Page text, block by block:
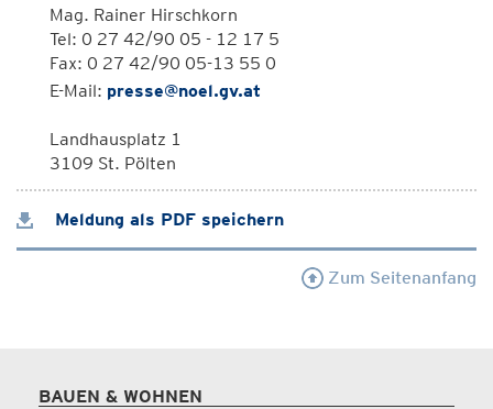
Mag. Rainer Hirschkorn
Tel: 0 27 42/90 05 - 12 17 5
Fax: 0 27 42/90 05-13 55 0
E-Mail: presse@noel.gv.at
Landhausplatz 1
3109 St. Pölten
Meldung als PDF speichern
Zum Seitenanfang
BAUEN & WOHNEN